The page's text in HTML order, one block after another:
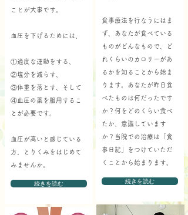
ことが大事です。
血圧を下げるためには、
①適度な運動をする、
②塩分を減らす、
③体重を落とす、そして
④血圧の薬を服用するこ
とが必要です。
血圧が高いと感じている
方、とりくみをはじめて
みませんか。
続きを読む
食事療法を行なうにはま
ず、あなたが食べている
ものがどんなもので、ど
れくらいのカロリーがあ
るかを知ることから始ま
ります。あなたが昨日食
べたものは何だったです
か？何をどのくらい食べ
たか、意識しています
か？当院での治療は「食
事日記」をつけていただ
くことから始まります。
続きを読む